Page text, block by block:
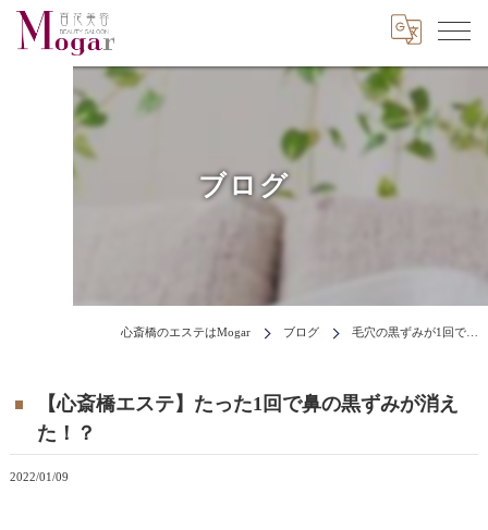
ブログ
心斎橋のエステはMogar ブログ 毛穴の黒ずみが1回で…
【心斎橋エステ】たった1回で鼻の黒ずみが消え
た！？
2022/01/09